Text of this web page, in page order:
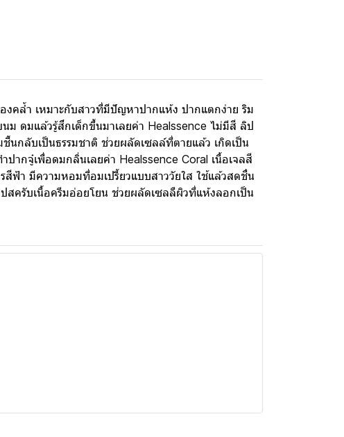
คล้ำ เหมาะกับสาวที่มีปัญหาปากแห้ง ปากแตกง่าย ริม
ดมแล้วรู้สึกเด็กขึ้นมาเลยค่า Healssence ไม่มีสี ลิป
กลับเป็นธรรมชาติ ช่วยผลัดเซลล์ที่ตายแล้ว เกิดเป็น
กจู๋เพื่อดมกลิ่นเลยค่า Healssence Coral เนื้อเจลสี
ฟ้า มีความหอมที่อมเปรี้ยวแบบสาววัยใส ใช้แล้วสดชื่น
สครับเนื้อครีมอ่อยโยน ช่วยผลัดเซลลืผิวที่แห้งลอกเป็น